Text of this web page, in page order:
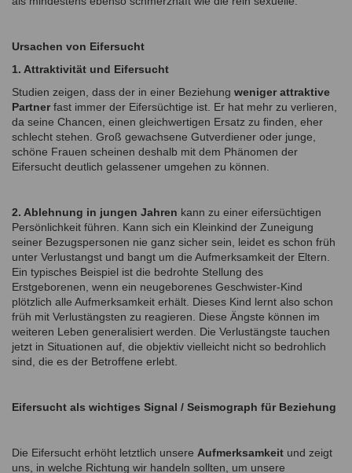
Ursachen von Eifersucht
1. Attraktivität und Eifersucht
Studien zeigen, dass der in einer Beziehung weniger attraktive
Partnerfast immer der Eifersüchtige ist. Er hat mehr zu verlieren,
da seine Chancen, einen gleichwertigen Ersatz zu finden, eher
schlecht stehen. Groß gewachsene Gutverdiener oder junge,
schöne Frauen scheinen deshalb mit dem Phänomen der
Eifersucht deutlich gelassener umgehen zu können.
2. Ablehnung in jungen Jahren kann zu einer eifersüchtigen
Persönlichkeit führen. Kann sich ein Kleinkind der Zuneigung
seiner Bezugspersonen nie ganz sicher sein, leidet es schon früh
unter Verlustangst und bangt um die Aufmerksamkeit der Eltern.
Ein typisches Beispiel ist die bedrohte Stellung des
Erstgeborenen, wenn ein neugeborenes Geschwister-Kind
plötzlich alle Aufmerksamkeit erhält. Dieses Kind lernt also schon
früh mit Verlustängsten zu reagieren. Diese Ängste können im
weiteren Leben generalisiert werden. Die Verlustängste tauchen
jetzt in Situationen auf, die objektiv vielleicht nicht so bedrohlich
sind, die es der Betroffene erlebt.
Eifersucht als wichtiges Signal / Seismograph für Beziehung
Die Eifersucht erhöht letztlich unsere Aufmerksamkeit und zeigt
uns, in welche Richtung wir handeln sollten, um unsere